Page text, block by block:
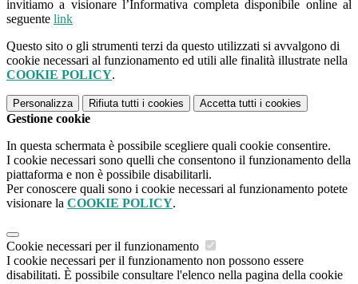
invitiamo a visionare l’Informativa completa disponibile online al
seguente link
Questo sito o gli strumenti terzi da questo utilizzati si avvalgono di
cookie necessari al funzionamento ed utili alle finalità illustrate nella
COOKIE POLICY.
Personalizza Rifiuta tutti i cookies Accetta tutti i cookies
Gestione cookie
In questa schermata è possibile scegliere quali cookie consentire.
I cookie necessari sono quelli che consentono il funzionamento della
piattaforma e non è possibile disabilitarli.
Per conoscere quali sono i cookie necessari al funzionamento potete
visionare la COOKIE POLICY.
Cookie necessari per il funzionamento
I cookie necessari per il funzionamento non possono essere
disabilitati. È possibile consultare l'elenco nella pagina della cookie